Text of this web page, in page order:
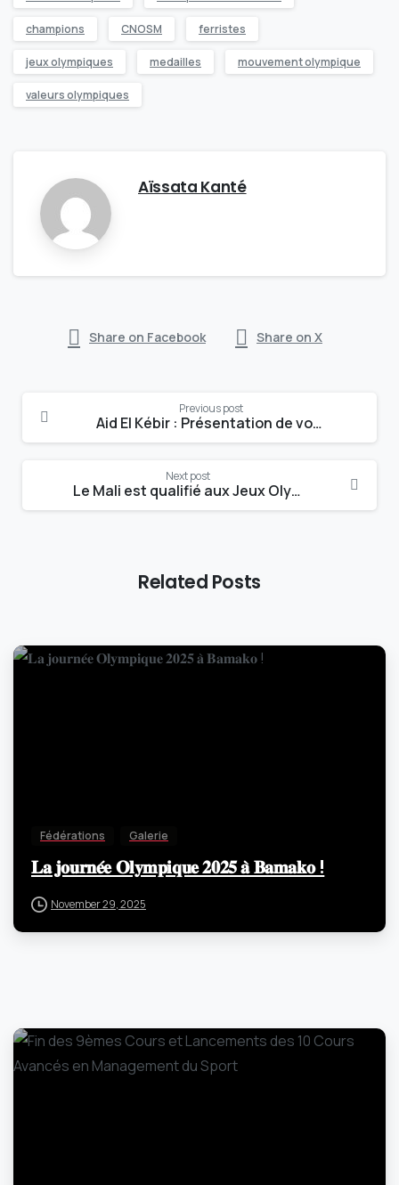
champions CNOSM ferristes
jeux olympiques medailles mouvement olympique
valeurs olympiques
Aïssata Kanté
Share on Facebook Share on X
Reading
Previous post
Aid El Kébir : Présentation de voeux
Next post
Le Mali est qualifié aux Jeux Olympiques de Paris 2024
Related Posts
Fédérations Galerie
𝐋𝐚 𝐣𝐨𝐮𝐫𝐧𝐞́𝐞 𝐎𝐥𝐲𝐦𝐩𝐢𝐪𝐮𝐞 𝟐𝟎𝟐𝟓 𝐚̀ 𝐁𝐚𝐦𝐚𝐤𝐨 !
November 29, 2025